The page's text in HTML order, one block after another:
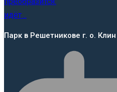
Парк в Решетникове г. о.